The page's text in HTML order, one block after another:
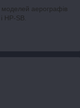
аерографів
HP-SB.